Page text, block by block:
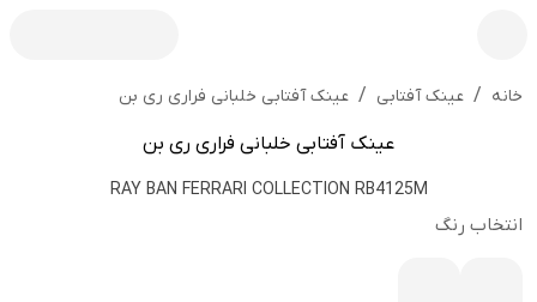
خانه / عینک آفتابی / عینک آفتابی خلبانی فراری ری بن
عینک آفتابی خلبانی فراری ری بن
RAY BAN FERRARI COLLECTION RB4125M
انتخاب رنگ